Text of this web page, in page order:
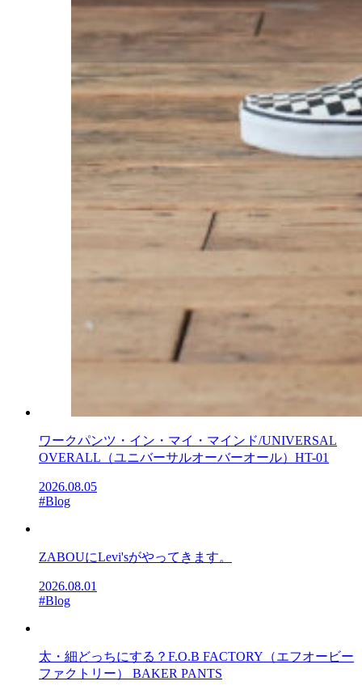
ワークパンツ・イン・マイ・マインド/UNIVERSAL
OVERALL（ユニバーサルオーバーオール）HT-01
2026.08.05
#Blog
ZABOUにLevi'sがやってきます。
2026.08.01
#Blog
太・細どっちにする？F.O.B FACTORY（エフオービー
ファクトリー） BAKER PANTS